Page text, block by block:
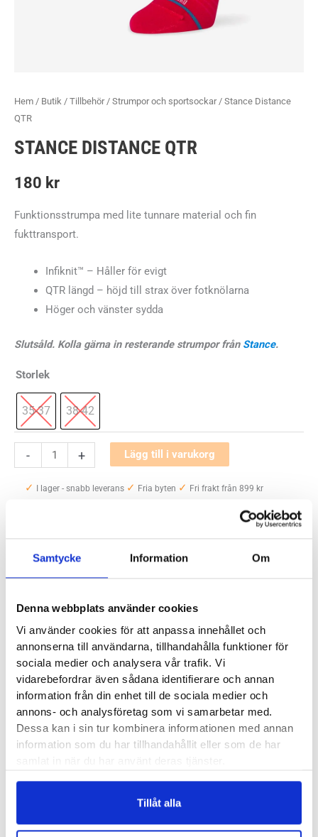
Samtycke Information Om
Denna webbplats använder cookies
Vi använder cookies för att anpassa innehållet och
annonserna till användarna, tillhandahålla funktioner för
sociala medier och analysera vår trafik. Vi
vidarebefordrar även sådana identifierare och annan
information från din enhet till de sociala medier och
annons- och analysföretag som vi samarbetar med.
Dessa kan i sin tur kombinera informationen med annan
information som du har tillhandahållit eller som de har
Tillåt alla
Hem / Butik / Tillbehör/ Strumpor och sportsockar/ Stance Distance
QTR
STANCE DISTANCE QTR
180 kr
Funktionsstrumpa med lite tunnare material och fin
fukttransport.
Infiknit™ – Håller för evigt
QTR längd – höjd till strax över fotknölarna
Höger och vänster sydda
Slutsåld. Kolla gärna in resterande strumpor från Stance.
Storlek
35-37 38-42
-
Distance
QTR
+ Lägg till i varukorg
✓ I lager - snabb leverans ✓ Fria byten ✓ Fri frakt från 899 kr
Artikelnr:3105
Saldo weblager. För aktuellt butikssaldo, kontakta din närmsta
Produktegenskaper
Stance Distance QTR är en funktionsstrumpa med lite
tunnare material och fin fukttransport. Trots det har den en
suverän hållbarhet som kommer göra dig förvånad. Strumpor
Infiknit™– Håller för evigt